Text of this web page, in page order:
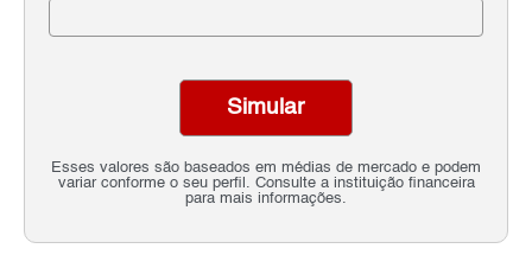
Esses valores são baseados em médias de mercado e podem
variar conforme o seu perfil. Consulte a instituição financeira
para mais informações.
Simular